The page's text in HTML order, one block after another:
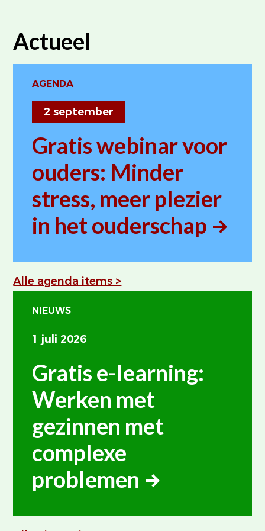
Actueel
AGENDA
2 september
Gratis webinar voor
ouders: Minder
stress, meer plezier
in het ouderschap
Alle agenda items >
NIEUWS
1 juli 2026
Gratis e-learning:
Werken met
gezinnen met
complexe
problemen